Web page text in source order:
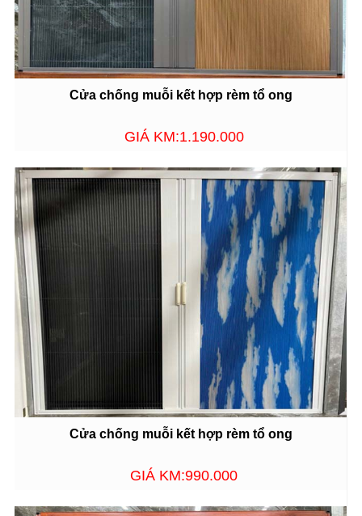
Cửa chống muỗi kết hợp rèm tổ ong
GIÁ KM:1.190.000
Cửa chống muỗi kết hợp rèm tổ ong
GIÁ KM:990.000